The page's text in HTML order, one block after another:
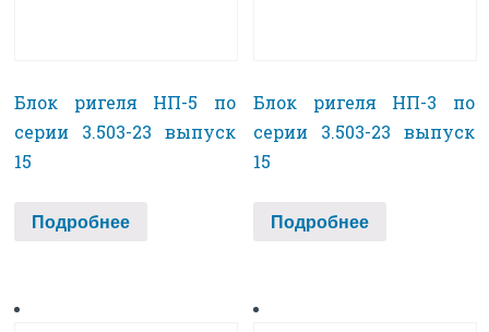
Блок ригеля НП-5 по
серии 3.503-23 выпуск
15
Подробнее
Блок ригеля НП-3 по
серии 3.503-23 выпуск
15
Подробнее